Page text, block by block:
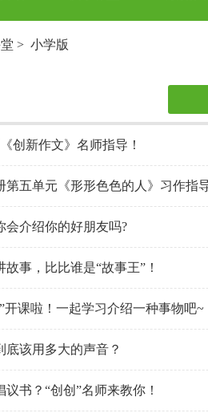
> 小学版
创新作文》名师指导！
第五单元《形形色色的人》习作指
会介绍你的好朋友吗?
事，比比谁是“故事王”！
开课啦！一起学习介绍一种事物吧~
底该用多大的声音？
书？“创创”名师来教你！